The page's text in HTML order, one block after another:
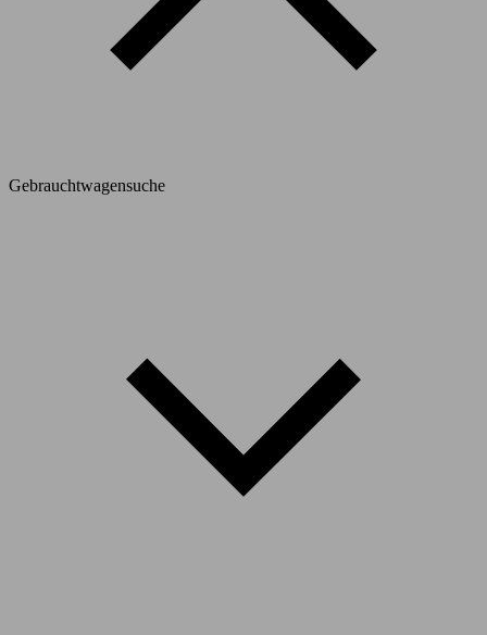
Gebrauchtwagensuche